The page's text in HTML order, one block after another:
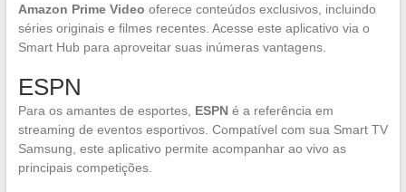
Amazon Prime Video oferece conteúdos exclusivos, incluindo
séries originais e filmes recentes. Acesse este aplicativo via o
Smart Hub para aproveitar suas inúmeras vantagens.
ESPN
Para os amantes de esportes, ESPNé a referência em
streaming de eventos esportivos. Compatível com sua Smart TV
Samsung, este aplicativo permite acompanhar ao vivo as
principais competições.